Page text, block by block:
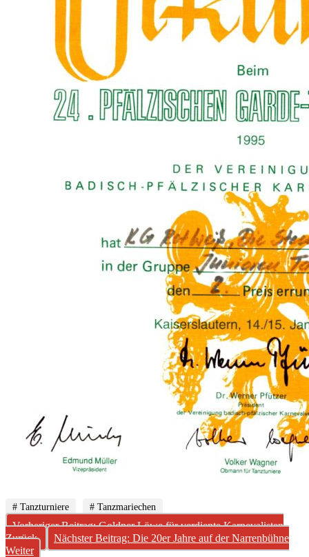
# Tanzturniere # Tanzmariechen
Vorheriger Beitrag: Goldner Löwe für verdiente Karnevalisten
Zurück
Nächster Beitrag: Die 20er Jahre auf der Narrenbühne
Weiter